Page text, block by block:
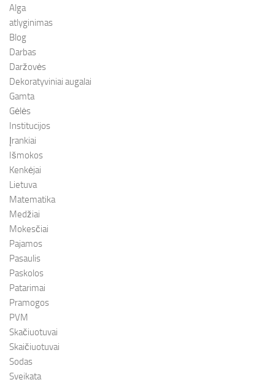
Alga
atlyginimas
Blog
Darbas
Daržovės
Dekoratyviniai augalai
Gamta
Gėlės
Institucijos
Įrankiai
Išmokos
Kenkėjai
Lietuva
Matematika
Medžiai
Mokesčiai
Pajamos
Pasaulis
Paskolos
Patarimai
Pramogos
PVM
Skačiuotuvai
Skaičiuotuvai
Sodas
Sveikata